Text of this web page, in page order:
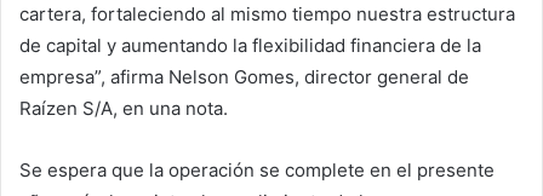
cartera, fortaleciendo al mismo tiempo nuestra estructura
de capital y aumentando la flexibilidad financiera de la
empresa”, afirma Nelson Gomes, director general de
Raízen S/A, en una nota.
Se espera que la operación se complete en el presente